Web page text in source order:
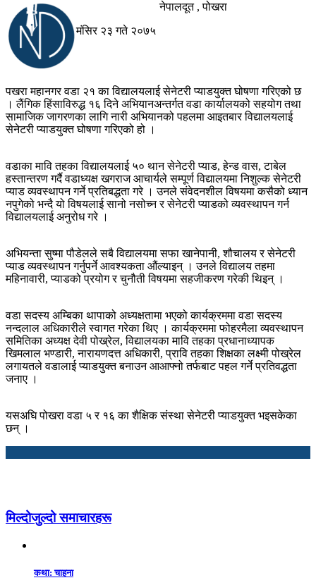
नेपालदूत , पोखरा
मंसिर २३ गते २०७५
पखरा महानगर वडा २१ का विद्यालयलाई सेनेटरी प्याडयुक्त घोषणा गरिएको छ
। लैंगिक हिंसाविरुद्ध १६ दिने अभियानअन्तर्गत वडा कार्यालयको सहयोग तथा
सामाजिक जागरणका लागि नारी अभियानको पहलमा आइतबार विद्यालयलाई
सेनेटरी प्याडयुक्त घोषणा गरिएको हो ।
वडाका मावि तहका विद्यालयलाई ५० थान सेनेटरी प्याड, हेन्ड वास, टाबेल
हस्तान्तरण गर्दै वडाध्यक्ष खगराज आचार्यले सम्पूर्ण विद्यालयमा निशुल्क सेनेटरी
प्याड व्यवस्थापन गर्ने प्रतिबद्धता गरे । उनले संवेदनशील विषयमा कसैको ध्यान
नपुगेको भन्दै यो विषयलाई सानो नसोच्न र सेनेटरी प्याडको व्यवस्थापन गर्न
विद्यालयलाई अनुरोध गरे ।
अभियन्ता सुष्मा पौडेलले सबै विद्यालयमा सफा खानेपानी, शौचालय र सेनेटरी
प्याड व्यवस्थापन गर्नुपर्ने आवश्यकता औंल्याइन् । उनले विद्यालय तहमा
महिनावारी, प्याडको प्रयोग र चुनौती विषयमा सहजीकरण गरेकी थिइन् ।
वडा सदस्य अम्बिका थापाको अध्यक्षतामा भएको कार्यक्रममा वडा सदस्य
नन्दलाल अधिकारीले स्वागत गरेका थिए । कार्यक्रममा फोहरमैला व्यवस्थापन
समितिका अध्यक्ष देवी पोख्रेल, विद्यालयका मावि तहका प्रधानाध्यापक
खिमलाल भण्डारी, नारायणदत्त अधिकारी, प्रावि तहका शिक्षका लक्ष्मी पोख्रेल
लगायतले वडालाई प्याडयुक्त बनाउन आआफ्नो तर्फबाट पहल गर्ने प्रतिवद्धता
जनाए ।
यसअघि पोखरा वडा ५ र १६ का शैक्षिक संस्था सेनेटरी प्याडयुक्त भइसकेका
छन् ।
मिल्दोजुल्दो समाचारहरू
कथा: चाहना